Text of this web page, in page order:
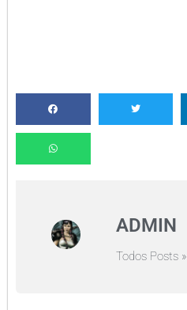
ADMIN
Todos Posts »